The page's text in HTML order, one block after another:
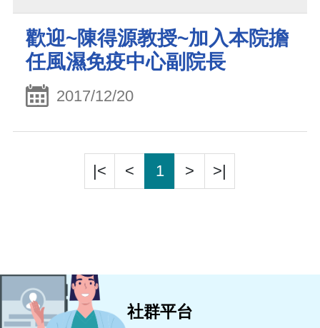
歡迎~陳得源教授~加入本院擔
任風濕免疫中心副院長
2017/12/20
|< < 1 > >|
社群平台